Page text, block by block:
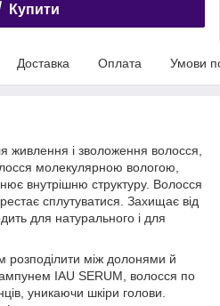
Купити
Доставка Оплата Умови
і зволоження волосся,
молекулярною вологою,
внутрішню структуру. Волосся
сплутуватися. Захищає від
для натурального і для
розподілити між долонями й
IAU SERUM, волосся по
уникаючи шкіри голови.